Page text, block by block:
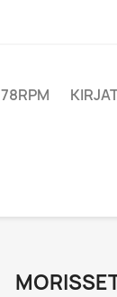
78RPM